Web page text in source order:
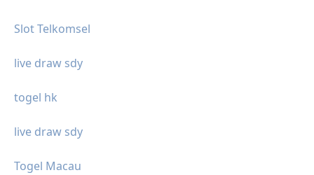
Slot Telkomsel
live draw sdy
togel hk
live draw sdy
Togel Macau